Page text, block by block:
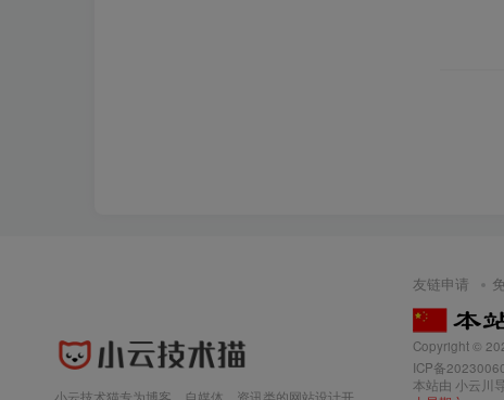
友链申请
Copyright ©
ICP备
本站由 小云川